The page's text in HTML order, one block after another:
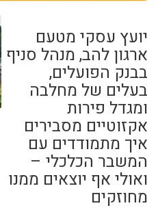
יועץ עסקי מטעם
ארגון להב, מנהל סניף
בבנק הפועלים,
בעלים של מחלבה
ומגדל פירות
אקזוטיים מסבירים
איך מתמודדים עם
המשבר הכלכלי –
ואולי אף יוצאים ממנו
מחוזקים